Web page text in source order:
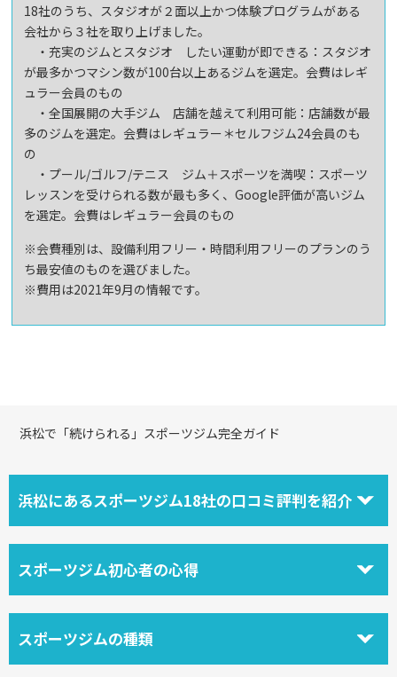
18社のうち、スタジオが２面以上かつ体験プログラムがある
会社から３社を取り上げました。
・充実のジムとスタジオ したい運動が即できる：スタジオ
が最多かつマシン数が100台以上あるジムを選定。会費はレギ
ュラー会員のもの
・全国展開の大手ジム 店舗を越えて利用可能：店舗数が最
多のジムを選定。会費はレギュラー＊セルフジム24会員のも
の
・プール/ゴルフ/テニス ジム＋スポーツを満喫：スポーツ
レッスンを受けられる数が最も多く、Google評価が高いジム
を選定。会費はレギュラー会員のもの
※会費種別は、設備利用フリー・時間利用フリーのプランのう
ち最安値のものを選びました。
※費用は2021年9月の情報です。
浜松で「続けられる」スポーツジム完全ガイド
浜松にあるスポーツジム18社の口コミ評判を紹介
スポーツジム初心者の心得
スポーツジムの種類